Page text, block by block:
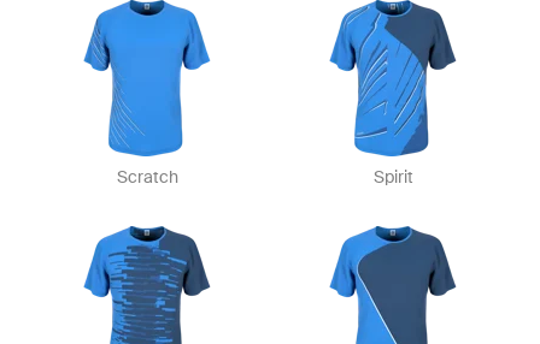
Scratch Spirit